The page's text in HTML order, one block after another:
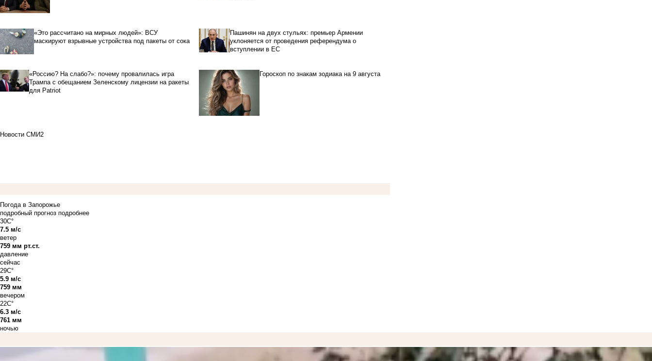
«Это рассчитано на мирных людей»: ВСУ
маскируют взрывные устройства под пакеты от сока
Пашинян на двух стульях: премьер Армении
уклоняется от проведения референдума о
вступлении в ЕС
«Россию? На слабо?»: почему провалилась игра
Трампа с обещанием Зеленскому лицензии на ракеты
для Patriot
Гороскоп по знакам зодиака на 9 августа
Новости СМИ2
Погода в Запорожье
подробный прогноз подробнее
30C°
7.5 м/с
ветер
759 мм рт.ст.
давление
сейчас
29C°
5.9 м/с
759 мм
вечером
22C°
6.3 м/с
761 мм
ночью